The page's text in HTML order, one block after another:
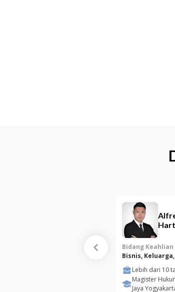
Bidang
Bisnis,
Lebih dari 10
Magister
Jaya